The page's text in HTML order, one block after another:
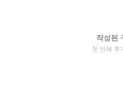
작성된
첫 번째 후